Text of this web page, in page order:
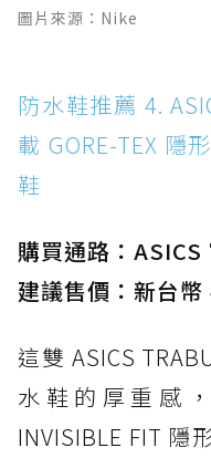
圖片來源：Nike
防水鞋推薦 4.
載 GORE-TEX 隱
鞋
購買通路：
建議售價：新台
這雙 ASICS
水鞋的厚重感
INVISIBLE FIT 隱